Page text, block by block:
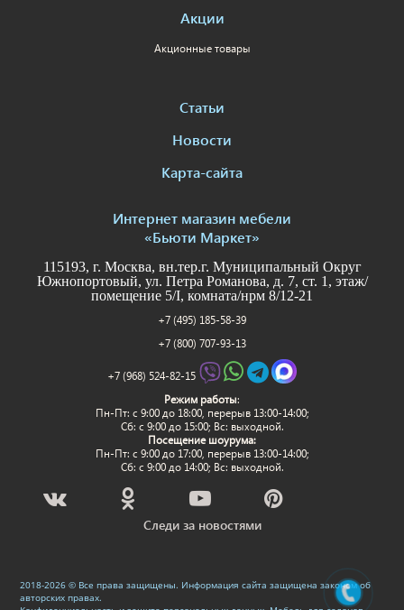
Акции
Акционные товары
Статьи
Новости
Карта-сайта
Интернет магазин мебели
«Бьюти Маркет»
115193, г. Москва, вн.тер.г. Муниципальный Округ
Южнопортовый, ул. Петра Романова, д. 7, ст. 1, этаж/
помещение 5/I, комната/нрм 8/12-21
+7 (495) 185-58-39
+7 (800) 707-93-13
+7 (968) 524-82-15
Режим работы:
Пн-Пт: c 9:00 до 18:00, перерыв 13:00-14:00;
Сб: с 9:00 до 15:00; Вс: выходной.
Посещение шоурума:
Пн-Пт: c 9:00 до 17:00, перерыв 13:00-14:00;
Сб: с 9:00 до 14:00; Вс: выходной.
Следи за новостями
2018-2026 © Все права защищены. Информация сайта защищена законом об
авторских правах.